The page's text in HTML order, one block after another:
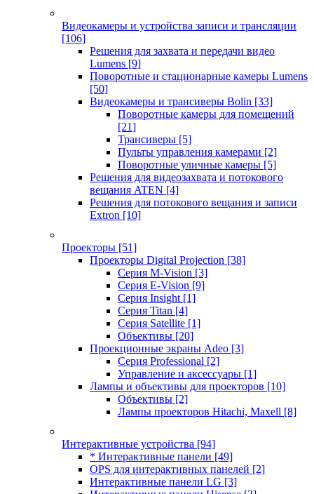
Видеокамеры и устройства записи и трансляции
[106]
Решения для захвата и передачи видео
Lumens [9]
Поворотные и стационарные камеры Lumens
[50]
Видеокамеры и трансиверы Bolin [33]
Поворотные камеры для помещений
[21]
Трансиверы [5]
Пульты управления камерами [2]
Поворотные уличные камеры [5]
Решения для видеозахвата и потокового
вещания ATEN [4]
Решения для потокового вещания и записи
Extron [10]
Проекторы [51]
Проекторы Digital Projection [38]
Серия M-Vision [3]
Серия E-Vision [9]
Серия Insight [1]
Серия Titan [4]
Серия Satellite [1]
Объективы [20]
Проекционные экраны Adeo [3]
Серия Professional [2]
Управление и аксессуары [1]
Лампы и объективы для проекторов [10]
Объективы [2]
Лампы проекторов Hitachi, Maxell [8]
Интерактивные устройства [94]
* Интерактивные панели [49]
OPS для интерактивных панелей [2]
Интерактивные панели LG [3]